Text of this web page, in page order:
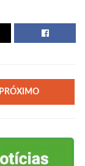
PRÓXIMO